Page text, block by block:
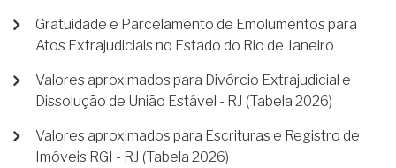
Gratuidade e Parcelamento de Emolumentos para
Atos Extrajudiciais no Estado do Rio de Janeiro
Valores aproximados para Divórcio Extrajudicial e
Dissolução de União Estável - RJ (Tabela 2026)
Valores aproximados para Escrituras e Registro de
Imóveis RGI - RJ (Tabela 2026)